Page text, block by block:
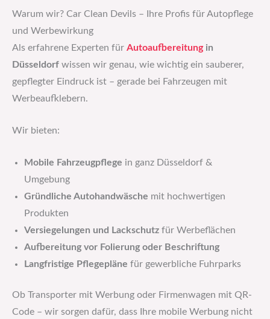
Warum wir? Car Clean Devils – Ihre Profis für Autopflege
und Werbewirkung
Als erfahrene Experten für Autoaufbereitungin
Düsseldorf wissen wir genau, wie wichtig ein sauberer,
gepflegter Eindruck ist – gerade bei Fahrzeugen mit
Werbeaufklebern.
Wir bieten:
Mobile Fahrzeugpflege in ganz Düsseldorf &
Umgebung
Gründliche Autohandwäsche mit hochwertigen
Produkten
Versiegelungen und Lackschutz für Werbeflächen
Aufbereitung vor Folierung oder Beschriftung
Langfristige Pflegepläne für gewerbliche Fuhrparks
Ob Transporter mit Werbung oder Firmenwagen mit QR-
Code – wir sorgen dafür, dass Ihre mobile Werbung nicht